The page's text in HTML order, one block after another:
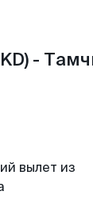
-
вылет из